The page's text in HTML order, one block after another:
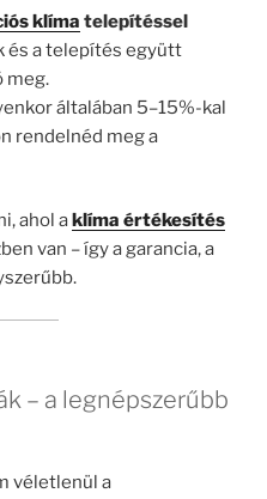
klíma telepítéssel
és a telepítés együtt
meg.
általában 5–15%-kal
rendelnéd meg a
ahol aklíma értékesítés
van – így a garancia, a
– a legnépszerűbb
véletlenül a